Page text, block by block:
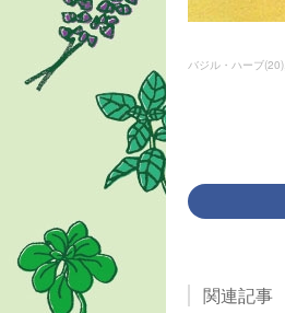
バジル・ハーブ(20)
関連記事